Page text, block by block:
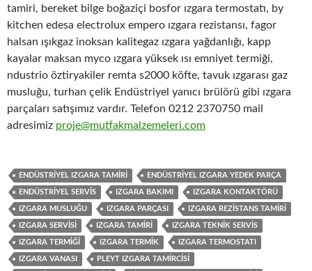
tamiri, bereket bilge boğaziçi bosfor ızgara termostatı, by
kitchen edesa electrolux empero ızgara rezistansı, fagor
halsan ışıkgaz inoksan kalitegaz ızgara yağdanlığı, kapp
kayalar maksan myco ızgara yüksek ısı emniyet termiği,
ndustrio öztiryakiler remta s2000 köfte, tavuk ızgarası gaz
musluğu, turhan çelik Endüstriyel yanıcı brülörü gibi ızgara
parçaları satışımız vardır. Telefon 0212 2370750 mail
adresimiz proje@mutfakmalzemeleri.com
ENDÜSTRIYEL IZGARA TAMIRI ENDÜSTRIYEL IZGARA YEDEK PARÇA
ENDÜSTRIYEL SERVIS IZGARA BAKIMI IZGARA KONTAKTÖRÜ
IZGARA MUSLUĞU IZGARA PARÇASI IZGARA REZISTANS TAMIRI
IZGARA SERVISI IZGARA TAMIRI IZGARA TEKNIK SERVIS
IZGARA TERMIĞI IZGARA TERMIK IZGARA TERMOSTATI
IZGARA VANASI PLEYT IZGARA TAMIRCISI